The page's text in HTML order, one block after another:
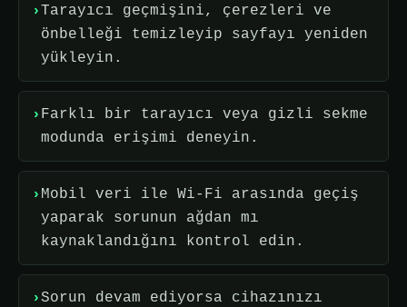
Tarayıcı geçmişini, çerezleri ve
önbelleği temizleyip sayfayı yeniden
yükleyin.
Farklı bir tarayıcı veya gizli sekme
modunda erişimi deneyin.
Mobil veri ile Wi-Fi arasında geçiş
yaparak sorunun ağdan mı
kaynaklandığını kontrol edin.
Sorun devam ediyorsa cihazınızı